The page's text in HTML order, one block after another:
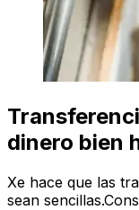
dinero bien
Xe hace que las
sean